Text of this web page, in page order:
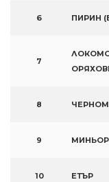
6 ПИРИН
7
8
9 МИНЬОР
10 ЕТЪР